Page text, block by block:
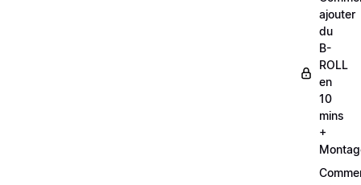
ajouter
du
B-
ROLL
en
10
mins
+